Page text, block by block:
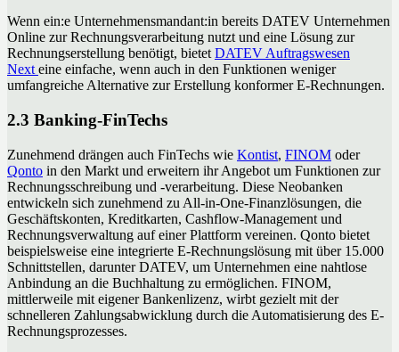
Wenn ein:e Unternehmensmandant:in bereits DATEV Unternehmen
Online zur Rechnungsverarbeitung nutzt und eine Lösung zur
Rechnungserstellung benötigt, bietet DATEV Auftragswesen
Next eine einfache, wenn auch in den Funktionen weniger
umfangreiche Alternative zur Erstellung konformer E-Rechnungen.
2.3 Banking-FinTechs
Zunehmend drängen auch FinTechs wie Kontist, FINOM oder
Qonto in den Markt und erweitern ihr Angebot um Funktionen zur
Rechnungsschreibung und -verarbeitung. Diese Neobanken
entwickeln sich zunehmend zu All-in-One-Finanzlösungen, die
Geschäftskonten, Kreditkarten, Cashflow-Management und
Rechnungsverwaltung auf einer Plattform vereinen. Qonto bietet
beispielsweise eine integrierte E-Rechnungslösung mit über 15.000
Schnittstellen, darunter DATEV, um Unternehmen eine nahtlose
Anbindung an die Buchhaltung zu ermöglichen. FINOM,
mittlerweile mit eigener Bankenlizenz, wirbt gezielt mit der
schnelleren Zahlungsabwicklung durch die Automatisierung des E-
Rechnungsprozesses.